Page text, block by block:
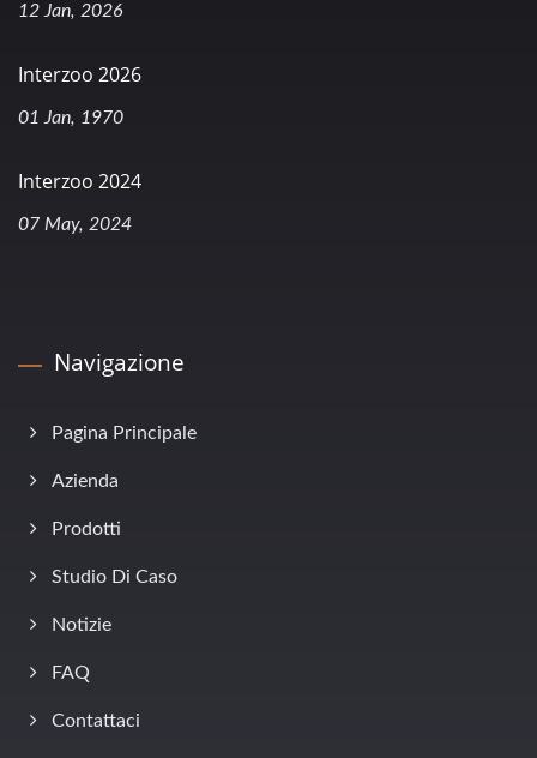
12 Jan, 2026
Interzoo 2026
01 Jan, 1970
Interzoo 2024
07 May, 2024
Navigazione
Pagina Principale
Azienda
Prodotti
Studio Di Caso
Notizie
FAQ
Contattaci